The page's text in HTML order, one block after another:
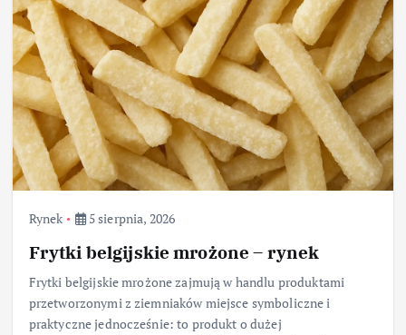
Rynek 5 sierpnia, 2026
Frytki belgijskie mrożone – rynek
Frytki belgijskie mrożone zajmują w handlu produktami
przetworzonymi z ziemniaków miejsce symboliczne i
praktyczne jednocześnie: to produkt o dużej